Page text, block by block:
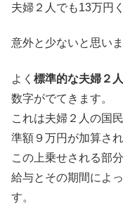
夫婦２人でも13万円
意外と少ないと思い
よく 標準的な夫婦２
数字がでてきます。
これは夫婦２人の国
準額９万円が加算さ
この上乗せされる部
給与とその期間によ
す。